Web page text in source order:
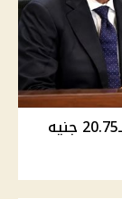
أسعار الوقود في مصر اليوم .. بنزين 80 بـ20.75 جنيه